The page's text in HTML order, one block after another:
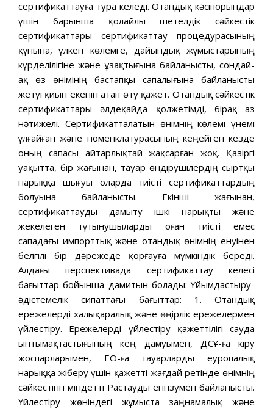
сертификаттауға тура келеді. Отандық кәсіпорындар
үшін барынша қолайлы шетелдік сәйкестік
сертификаттары сертификаттау процедурасының
құнына, үлкен көлемге, дайындық жұмыстарының
күрделілігіне және ұзақтығына байланысты, сондай-
ақ өз өнімінің бастапқы сапалығына байланысты
жетуі қиын екенін атап өту қажет. Отандық сәйкестік
сертификаттары әлдеқайда қолжетімді, бірақ аз
нәтижелі. Сертификатталатын өнімнің көлемі үнемі
ұлғайған және номенклатурасының кеңейген кезде
оның сапасы айтарлықтай жақсарған жоқ. Қазіргі
уақытта, бір жағынан, тауар өндірушілердің сыртқы
нарыққа шығуы оларда тиісті сертификаттардың
болуына байланысты. Екінші жағынан,
сертификаттауды дамыту ішкі нарықты және
жекелеген тұтынушыларды оған тиісті емес
сападағы импорттық және отандық өнімнің енуінен
белгілі бір дәрежеде қорғауға мүмкіндік береді.
Алдағы перспективада сертификаттау келесі
бағыттар бойынша дамитын болады: Ұйымдастыру-
әдістемелік сипаттағы бағыттар: 1. Отандық
ережелерді халықаралық және өңірлік ережелермен
үйлестіру. Ережелерді үйлестіру қажеттілігі сауда
ынтымақтастығының кең дамуымен, ДСҰ-ға кіру
жоспарларымен, ЕО-ға тауарларды еуропалық
нарыққа жіберу үшін қажетті жағдай ретінде өнімнің
сәйкестігін міндетті Растауды енгізумен байланысты.
Үйлестіру жөніндегі жұмыста заңнамалық және